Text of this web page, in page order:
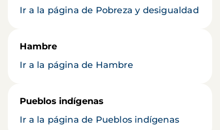
Ir a la página de Pobreza y desigualdad
Hambre
Ir a la página de Hambre
Pueblos indígenas
Ir a la página de Pueblos indígenas